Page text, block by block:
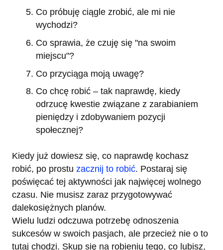
Co próbuję ciągle zrobić, ale mi nie
wychodzi?
Co sprawia, że czuję się "na swoim
miejscu"?
Co przyciąga moją uwagę?
Co chcę robić – tak naprawdę, kiedy
odrzucę kwestie związane z zarabianiem
pieniędzy i zdobywaniem pozycji
społecznej?
Kiedy już dowiesz się, co naprawdę kochasz
robić, po prostu zacznij to robić. Postaraj się
poświęcać tej aktywności jak najwięcej wolnego
czasu. Nie musisz zaraz przygotowywać
dalekosiężnych planów.
Wielu ludzi odczuwa potrzebę odnoszenia
sukcesów w swoich pasjach, ale przecież nie o to
tutaj chodzi. Skup się na robieniu tego, co lubisz,